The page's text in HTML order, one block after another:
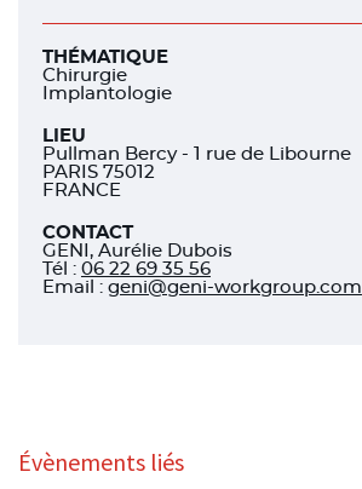
THÉMATIQUE
Chirurgie
Implantologie
LIEU
Pullman Bercy - 1 rue de Libourne
PARIS 75012
FRANCE
CONTACT
GENI, Aurélie Dubois
Tél : 06 22 69 35 56
Email : geni@geni-workgroup.com
Évènements liés